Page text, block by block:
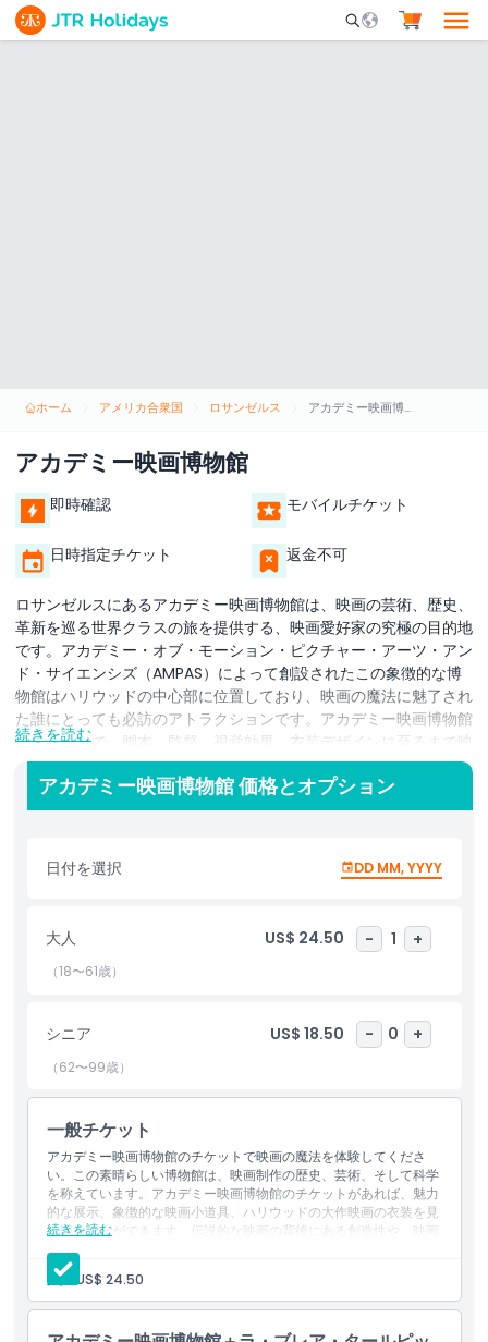
Mobile Search
ホーム アメリカ合衆国 ロサンゼルス アカデミー映画博物館
アカデミー映画博物館
即時確認 モバイルチケット
日時指定チケット 返金不可
ロサンゼルスにあるアカデミー映画博物館は、映画の芸術、歴史、
革新を巡る世界クラスの旅を提供する、映画愛好家の究極の目的地
です。アカデミー・オブ・モーション・ピクチャー・アーツ・アン
ド・サイエンシズ（AMPAS）によって創設されたこの象徴的な博
物館はハリウッドの中心部に位置しており、映画の魔法に魅了され
た誰にとっても必訪のアトラクションです。アカデミー映画博物館
のチケットで、脚本、監督、視覚効果、衣装デザインに至るまで映
画製作のあらゆる側面を探る没入型かつインタラクティブな展示に
アクセスできます。内部に入ると、オリジナルのフィルムリール、
象徴的な衣装、ヴィンテージカメラ、ストーリーボード、希少な映
のコレクションを発見できます。博物館のダイナミックなギャラリ
ーは古典的なハリウッドの大作から国際的な映画まで幅広く紹介
どころにはオスカー受賞の瞬間、伝説的な監督、最先端の映画技術
に関する展示が含まれます。映画を学ぶ学生、気軽な映画ファン、
熱烈なシネマ愛好家のいずれであっても、アカデミー映画博物館は
激的な体験を提供します。企画展示の入れ替え、映画上映、教育プ
ログラムもあり、常に新しい発見があります。今日アカデミーのチ
ケットを予約して、世界有数の映画博物館のひとつでハリウッドの
ハイライト
含まれるもの
子供／大人ポリシー
続きを読む
アカデミー映画博物館 価格とオプション
日付を選択 DD MM, YYYY
大人 US$ 24.50 - 1 +
（18〜61歳）
シニア US$ 18.50 - 0 +
（62〜99歳）
一般チケット
アカデミー映画博物館のチケットで映画の魔法を体験してくださ
い。この素晴らしい博物館は、映画制作の歴史、芸術、そして科学
を称えています。アカデミー映画博物館のチケットがあれば、魅力
的な展示、象徴的な映画小道具、ハリウッドの大作映画の衣装を見
て回ることができます。伝説的な映画の背後にある創造性や、映画
産業を形作った物語について学べます。アカデミー映画博物館のチ
ケットの予約は簡単で、映画の世界に入り込み、ユニークで忘れら
れない体験ができます。
毎週火曜日は休館
続きを読む
大人: US$ 24.50